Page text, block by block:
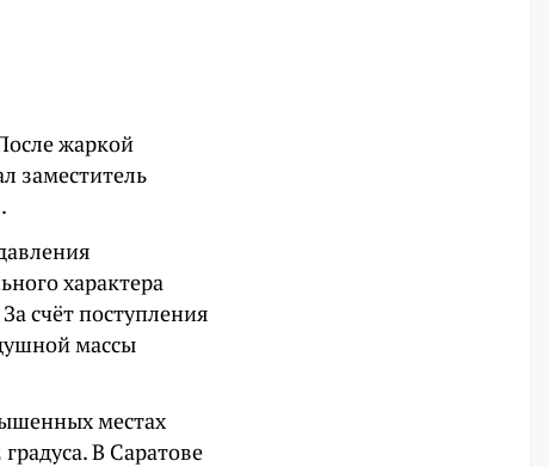
жаркой
заместитель
характера
счёт поступления
массы
местах
В Саратове